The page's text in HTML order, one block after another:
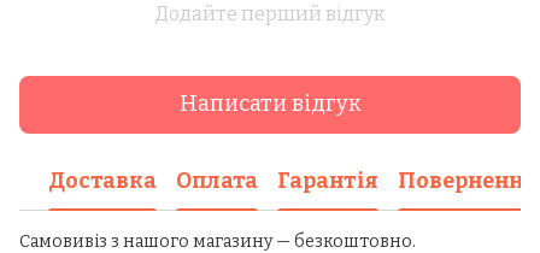
Додайте перший відгук
Написати відгук
Доставка Оплата Гарантія Повернення
Самовивіз з нашого магазину — безкоштовно.